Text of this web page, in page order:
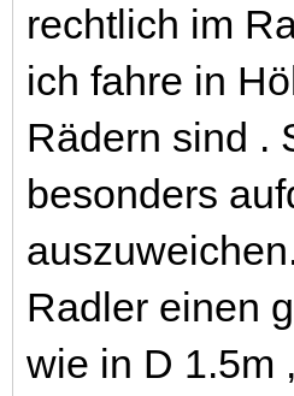
rechtlich im
ich fahre in
Rädern sind .
besonders
Radler einen
wie in D 1.5m